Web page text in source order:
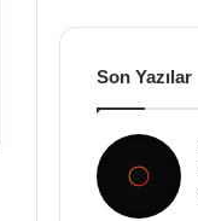
Son Yazılar